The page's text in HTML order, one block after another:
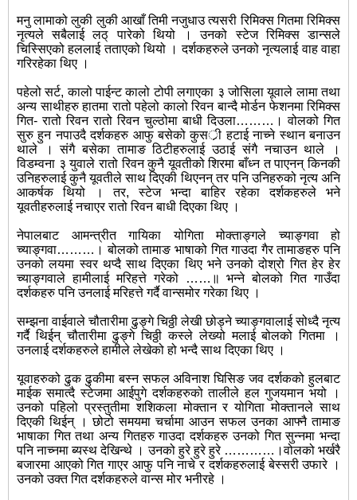
मनु लामाको लुकी लुकी आखाँ तिमी नजुधाउ त्यसरी रिमिक्स गितमा रिमिक्स
नृत्यले सबैलाई लठ् पारेको थियो । उनको स्टेज रिमिक्स डान्सले
चिस्सिएको हललाई तताएको थियो । दर्शकहरुले उनको नृत्यलाई वाह वाहा
गरिरहेका थिए ।
पहेलो सर्ट, कालो पाईन्ट कालो टोपी लगाएका ३ जोसिला यूवाले लामा तथा
अन्य साथीहरु हातमा रातो पहेलो कालो रिवन बान्दै मोर्डन फेशनमा रिमिक्स
गित- रातो रिवन रातो रिवन चुल्ठोमा बाधी दिउला………। वोलको गित
सुरु हुन नपाउदै दर्शकहरु आफु बसेको कुसर्ी हटाई नाच्ने स्थान बनाउन
थाले । संगै बसेका तामाङ ठिटीहरुलाई उठाई संगै नचाउन थाले ।
विडम्वना ३ युवाले रातो रिवन कुनै यूवतीको शिरमा बाँध्न त पाएनन् किनकी
उनिहरुलाई कुनै यूवतीले साथ दिएकी थिएनन् तर पनि उनिहरुको नृत्य अनि
आकर्षक थियो । तर, स्टेज भन्दा बाहिर रहेका दर्शकहरुले भने
यूवतीहरुलाई नचाएर रातो रिवन बाधी दिएका थिए ।
नेपालबाट आमन्त्रीत गायिका योगिता मोक्ताङ्गले च्याङ्गवा हो
च्याङ्गवा………। बोलको तामाङ भाषाको गित गाउदा गैर तामाङहरु पनि
उनको लयमा स्वर थप्दै साथ दिएका थिए भने उनको दोश्रो गित हेर हेर
च्याङ्गवाले हामीलाई मरिहत्ते गरेको ……॥ भन्ने बोलको गित गाउँदा
दर्शकहरु पनि उनलाई मरिहत्ते गर्दै वान्समोर गरेका थिए ।
सम्झना वाईवाले चौतारीमा ढुङ्गे चिठ्ठी लेखी छोड्ने च्याङ्गवालाई सोध्दै नृत्य
गर्दै थिईन् चौतारीमा ढुङ्गे चिठ्ठी कस्ले लेख्यो मलाई बोलको गितमा ।
उनलाई दर्शकहरुले हामीले लेखेको हो भन्दै साथ दिएका थिए ।
यूवाहरुको ढुक ढुकीमा बस्न सफल अविनाश घिसिङ जव दर्शकको हुलबाट
माईक समात्दै स्टेजमा आईपुगे दर्शकहरुको तालीले हल गुजयमान भयो ।
उनको पहिलो प्रस्तुतीमा शशिकला मोक्तान र योगिता मोक्तानले साथ
दिएकी थिईन् । छोटो समयमा चर्चामा आउन सफल उनका आफ्नै तामाङ
भाषाका गित तथा अन्य गितहरु गाउदा दर्शकहरु उनको गित सुन्नमा भन्दा
पनि नाच्नमा ब्यस्थ देखिन्थे । उनको हुरे हुरे हुरे …………।वोलको भर्खरै
बजारमा आएको गित गाएर आफु पनि नाचे र दर्शकहरुलाई बेस्सरी उफारे ।
उनको उक्त गित दर्शकहरुले वान्स मोर भनीरहे ।